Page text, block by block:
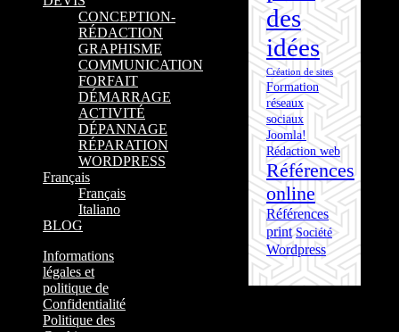
des
idées
Création de sites
Formation
réseaux
sociaux
Joomla!
Rédaction web
Références
online
Références
print Société
Wordpress
CONCEPTION-
RÉDACTION
GRAPHISME
COMMUNICATION
FORFAIT
DÉMARRAGE
ACTIVITÉ
DÉPANNAGE
RÉPARATION
WORDPRESS
Français
Français
Italiano
BLOG
Informations
légales et
politique de
Confidentialité
Politique des